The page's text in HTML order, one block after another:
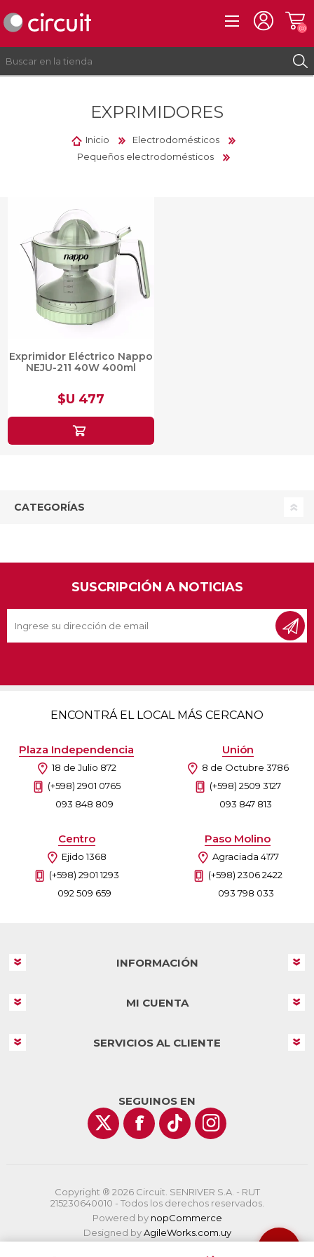
INICIAR SESIÓN
(0)
EXPRIMIDORES
Inicio
Electrodomésticos
Pequeños electrodomésticos
Exprimidor Eléctrico Nappo
NEJU-211 40W 400ml
$U 477
CATEGORÍAS
SUSCRIPCIÓN A NOTICIAS
ENCONTRÁ EL LOCAL MÁS CERCANO
Plaza Independencia
18 de Julio 872
(+598) 2901 0765
093 848 809
Unión
8 de Octubre 3786
(+598) 2509 3127
093 847 813
Centro
Ejido 1368
(+598) 2901 1293
092 509 659
Paso Molino
Agraciada 4177
(+598) 2306 2422
093 798 033
INFORMACIÓN
MI CUENTA
SERVICIOS AL CLIENTE
SEGUINOS EN
Copyright ® 2026 Circuit. SENRIVER S.A. - RUT
215230640010 - Todos los derechos reservados.
Powered by nopCommerce
Designed byAgileWorks.com.uy